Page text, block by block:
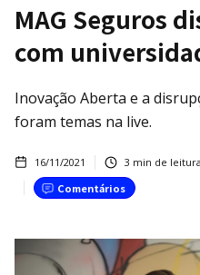
MAG Seguros
com
Inovação Aberta e a
foram temas na live.
16/11/2021 3 min de leitura
Comentários